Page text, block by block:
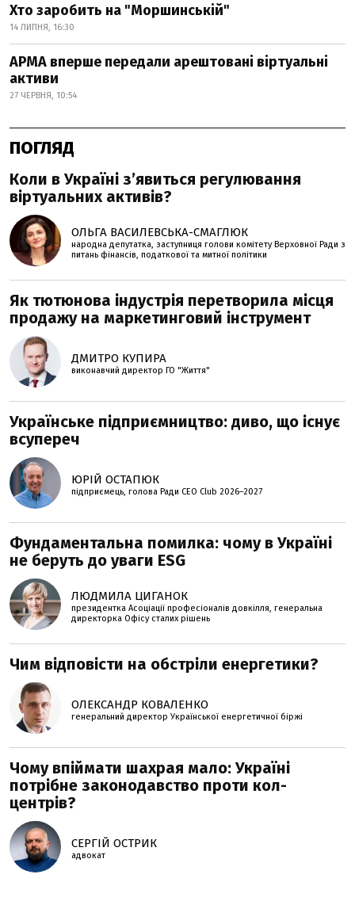
Хто заробить на "Моршинській"
14 ЛИПНЯ, 16:30
АРМА вперше передали арештовані віртуальні
активи
27 ЧЕРВНЯ, 10:54
ПОГЛЯД
Коли в Україні з’явиться регулювання
віртуальних активів?
ОЛЬГА ВАСИЛЕВСЬКА-СМАГЛЮК
народна депутатка, заступниця голови комітету Верховної Ради з
питань фінансів, податкової та митної політики
Як тютюнова індустрія перетворила місця
продажу на маркетинговий інструмент
ДМИТРО КУПИРА
виконавчий директор ГО "Життя"
Українське підприємництво: диво, що існує
всупереч
ЮРІЙ ОСТАПЮК
підприємець, голова Ради CEO Club 2026–2027
Фундаментальна помилка: чому в Україні
не беруть до уваги ESG
ЛЮДМИЛА ЦИГАНОК
президентка Асоціації професіоналів довкілля, генеральна
директорка Офісу сталих рішень
Чим відповісти на обстріли енергетики?
ОЛЕКСАНДР КОВАЛЕНКО
генеральний директор Української енергетичної біржі
Чому впіймати шахрая мало: Україні
потрібне законодавство проти кол-
центрів?
СЕРГІЙ ОСТРИК
адвокат